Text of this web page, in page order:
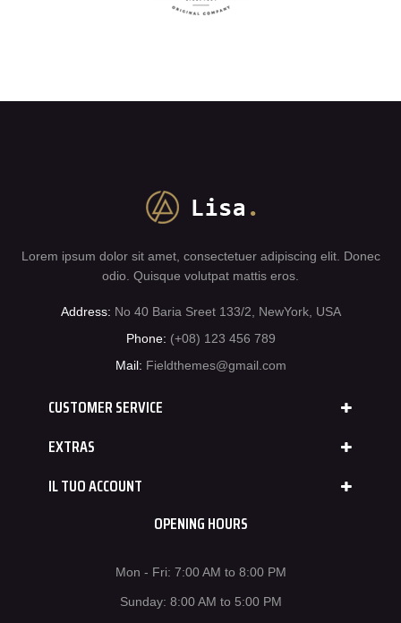
Lorem ipsum dolor sit amet, consectetuer adipiscing elit. Donec
odio. Quisque volutpat mattis eros.
Address: No 40 Baria Sreet 133/2, NewYork, USA
Phone: (+08) 123 456 789
Mail: Fieldthemes@gmail.com
CUSTOMER SERVICE
EXTRAS
IL TUO ACCOUNT
OPENING HOURS
Mon - Fri: 7:00 AM to 8:00 PM
Sunday: 8:00 AM to 5:00 PM